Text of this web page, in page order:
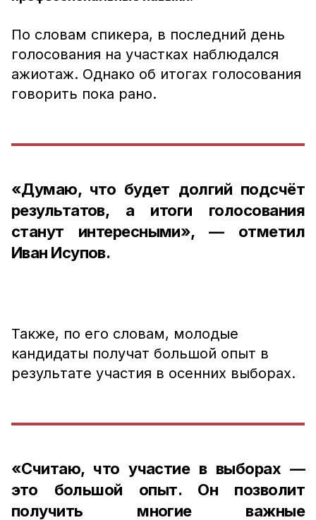
По словам спикера, в последний день
голосования на участках наблюдался
ажиотаж. Однако об итогах голосования
говорить пока рано.
«Думаю, что будет долгий подсчёт
результатов, а итоги голосования
станут интересными», — отметил
Иван Исупов.
Также, по его словам, молодые
кандидаты получат большой опыт в
результате участия в осенних выборах.
«Считаю, что участие в выборах —
это большой опыт. Он позволит
получить многие важные